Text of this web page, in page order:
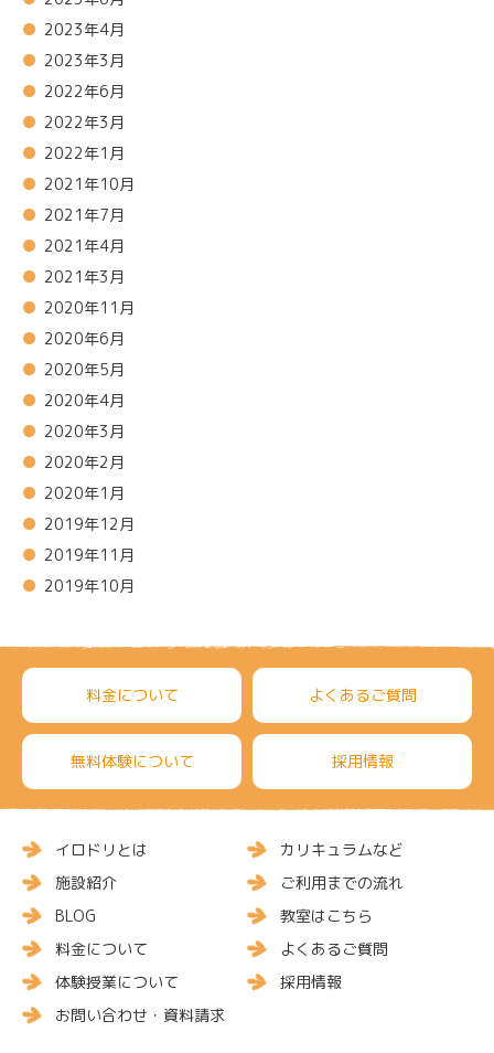
2023年4月
2023年3月
2022年6月
2022年3月
2022年1月
2021年10月
2021年7月
2021年4月
2021年3月
2020年11月
2020年6月
2020年5月
2020年4月
2020年3月
2020年2月
2020年1月
2019年12月
2019年11月
2019年10月
料金について よくあるご質問
無料体験について 採用情報
イロドリとは
カリキュラムなど
施設紹介
ご利用までの流れ
BLOG
教室はこちら
料金について
よくあるご質問
体験授業について
採用情報
お問い合わせ・資料請求